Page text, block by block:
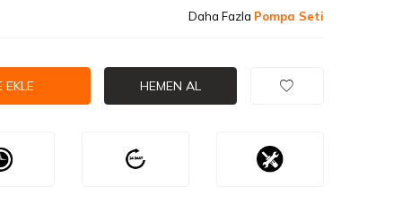
Daha Fazla Pompa Seti
EKLE HEMEN AL